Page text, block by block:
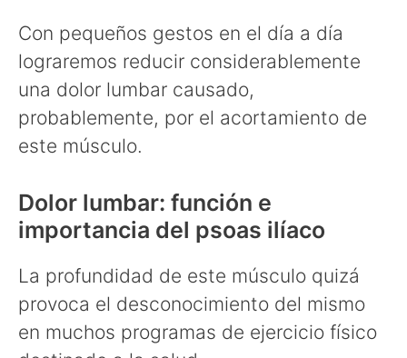
Con pequeños gestos en el día a día
lograremos reducir considerablemente
una dolor lumbar causado,
probablemente, por el acortamiento de
este músculo.
Dolor lumbar: función e
importancia del psoas ilíaco
La profundidad de este músculo quizá
provoca el desconocimiento del mismo
en muchos programas de ejercicio físico